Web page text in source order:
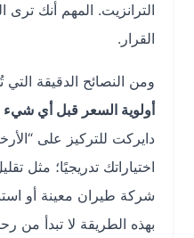
الترانزيت. المهم أنك ترى
القرار.
ومن النصائح الدقيقة التي
أولوية السعر قبل أي شيءعند
دايركت للتركيز على “الأرخص”
اختياراتك تدريجيًا؛ مثل تقليل
شركة طيران معينة أو استبعاد
بهذه الطريقة لا تبدأ من رحلة